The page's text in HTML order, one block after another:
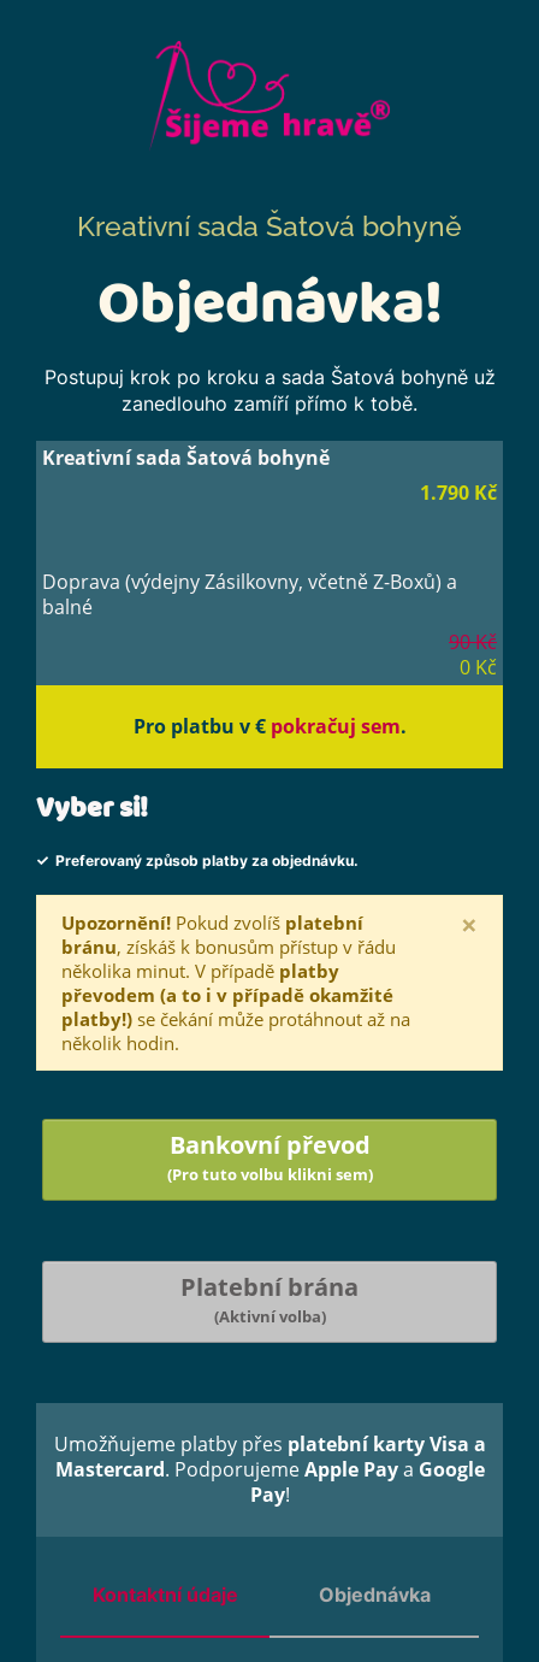
Kreativní sada Šatová bohyně
Objednávka!
Postupuj krok po kroku a sada Šatová bohyně už
zanedlouho zamíří přímo k tobě.
Kreativní sada Šatová bohyně
1.790 Kč
Doprava (výdejny Zásilkovny, včetně Z-Boxů) a
balné
90 Kč
0 Kč
Pro platbu v € pokračuj sem.
Vyber si!
Preferovaný způsob platby za objednávku.
×
Upozornění! Pokud zvolíš platební
bránu, získáš k bonusům přístup v řádu
několika minut. V případě platby
převodem (a to i v případě okamžité
platby!) se čekání může protáhnout až na
několik hodin.
Bankovní převod
(Pro tuto volbu klikni sem)
Platební brána
(Aktivní volba)
Umožňujeme platby přes platební karty Visa a
Mastercard. PodporujemeApple Paya Google
Pay!
Kontaktní údaje Objednávka